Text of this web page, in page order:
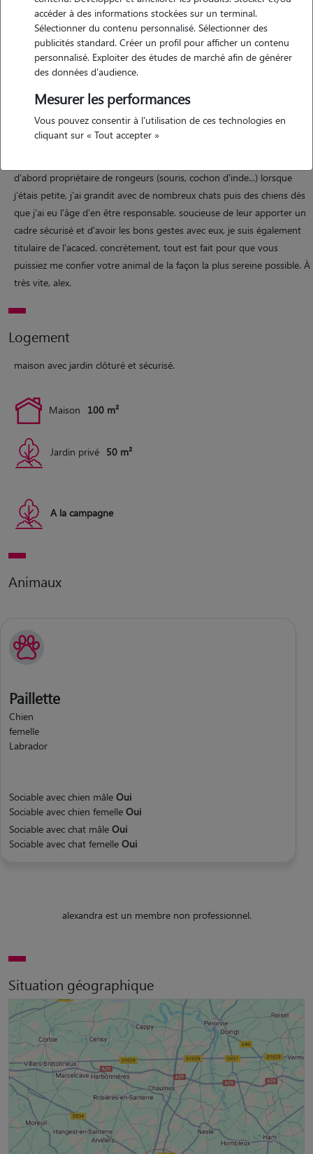
pour votre compagnon à 4 pattes ? facile ! des papouilles, de
l'espace, du fun et une nouvelle copine pendant le séjour ! paillette,
labradorette de 2 ans ultra sociable adore se faire des nouveaux
copains. elle sera donc très heureuse de partager le jardin avec notre
nouveau pensionnaire pour des parties de jeux endiablées ! photos et
nouvelles envoyées chaque jour aux maîtres les plus soucieux !
d'abord propriétaire de rongeurs (souris, cochon d'inde...) lorsque
j'étais petite, j'ai grandit avec de nombreux chats puis des chiens dès
que j'ai eu l'âge d'en être responsable. soucieuse de leur apporter un
cadre sécurisé et d'avoir les bons gestes avec eux, je suis également
titulaire de l'acaced. concrètement, tout est fait pour que vous
puissiez me confier votre animal de la façon la plus sereine possible. À
très vite, alex.
Logement
maison avec jardin clôturé et sécurisé.
Maison 100 m²
Jardin privé 50 m²
A la campagne
Animaux
Paillette
Chien
femelle
Labrador
Sociable avec chien mâle Oui
Sociable avec chien femelle Oui
Sociable avec chat mâle Oui
Sociable avec chat femelle Oui
alexandra est un membre non professionnel.
Situation géographique
accéder à des informations stockées sur un terminal.
Sélectionner du contenu personnalisé. Sélectionner des
publicités standard. Créer un profil pour afficher un contenu
personnalisé. Exploiter des études de marché afin de générer
des données d'audience.
Mesurer les performances
Vous pouvez consentir à l'utilisation de ces technologies en
cliquant sur « Tout accepter »